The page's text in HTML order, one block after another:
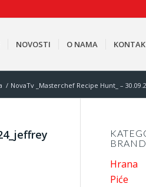
NOVOSTI O NAMA
/ NovaTv _Masterchef Recipe Hunt_ –
Hrana
Piće